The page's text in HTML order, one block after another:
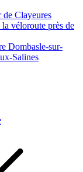
de Clayeures
la véloroute près de
Dombasle-sur-
Salines